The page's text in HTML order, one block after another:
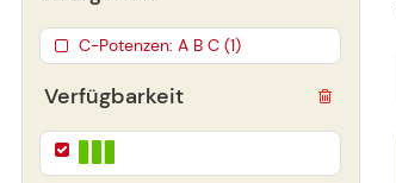
Verfügbarkeit
C-Potenzen: A B C (1)